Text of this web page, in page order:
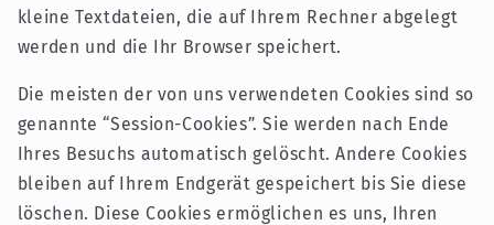
kleine Textdateien, die auf Ihrem Rechner abgelegt
werden und die Ihr Browser speichert.
Die meisten der von uns verwendeten Cookies sind so
genannte “Session-Cookies”. Sie werden nach Ende
Ihres Besuchs automatisch gelöscht. Andere Cookies
bleiben auf Ihrem Endgerät gespeichert bis Sie diese
löschen. Diese Cookies ermöglichen es uns, Ihren